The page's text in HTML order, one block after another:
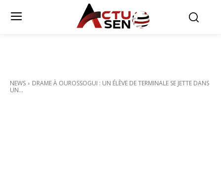
NEWS
DRAME À OUROSSOGUI : UN ÉLÈVE DE TERMINALE SE JETTE DANS
UN...